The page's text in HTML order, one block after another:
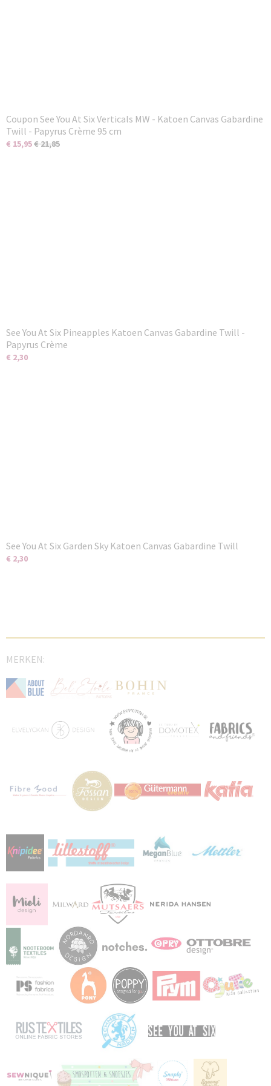
Coupon See You At Six Verticals MW - Katoen Canvas Gabardine
Twill - Papyrus Crème 95 cm
€ 15,95€ 21,85
See You At Six Pineapples Katoen Canvas Gabardine Twill -
Papyrus Crème
€ 2,30
See You At Six Garden Sky Katoen Canvas Gabardine Twill
€ 2,30
MERKEN: